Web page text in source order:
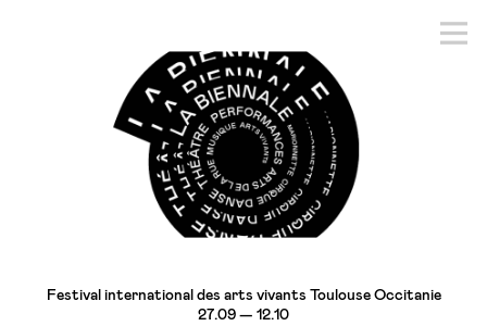
Festival international des arts vivants Toulouse Occitanie
27.09 — 12.10